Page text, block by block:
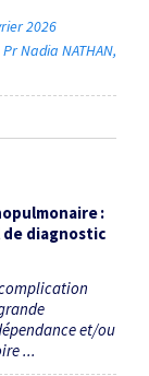
2026
Pr Nadia NATHAN
:
diagnostic
et/ou
...